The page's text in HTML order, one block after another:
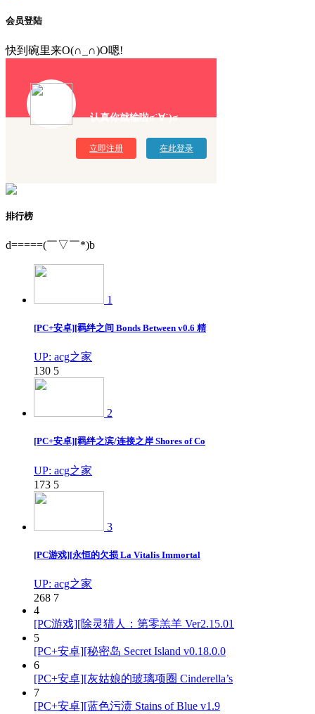
会员登陆
快到碗里来O(∩_∩)O嗯!
认真你就输啦σ`∀´)σ
立即注册 在此登录
排行榜
d=====(￣▽￣*)b
1
[PC+安卓][羁绊之间 Bonds Between v0.6 精
UP: acg之家
130 5
2
[PC+安卓][羁绊之滨/连接之岸 Shores of Co
UP: acg之家
173 5
3
[PC游戏][永恒的欠损 La Vitalis Immortal
UP: acg之家
268 7
4
[PC游戏][除灵猎人：第零羔羊 Ver2.15.01
5
[PC+安卓][秘密岛 Secret Island v0.18.0.0
6
[PC+安卓][灰姑娘的玻璃项圈 Cinderella’s
7
[PC+安卓][蓝色污渍 Stains of Blue v1.9